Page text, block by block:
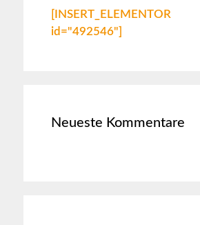
[INSERT_ELEMENTOR
id="492546"]
Neueste Kommentare